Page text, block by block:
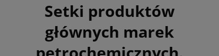
Setki produktów
głównych marek